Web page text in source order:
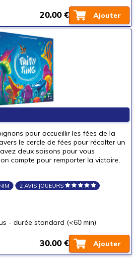
Ajouter
20.00 €
pour accueillir les fées de la
le cercle de fées pour récolter un
deux saisons pour vous
compte pour remporter la victoire.
2 AVIS JOUEURS
- durée standard (<60 min)
Ajouter
30.00 €